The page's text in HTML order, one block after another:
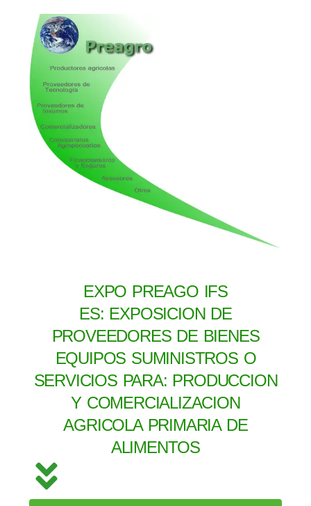
EXPO PREAGO IFS
ES: EXPOSICION DE
PROVEEDORES DE BIENES
EQUIPOS SUMINISTROS O
SERVICIOS PARA: PRODUCCION
Y COMERCIALIZACION
AGRICOLA PRIMARIA DE
ALIMENTOS